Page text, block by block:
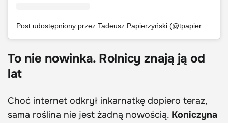
To nie nowinka. Rolnicy znają ją od
lat
Choć internet odkrył inkarnatkę dopiero teraz,
sama roślina nie jest żadną nowością. Koniczyna